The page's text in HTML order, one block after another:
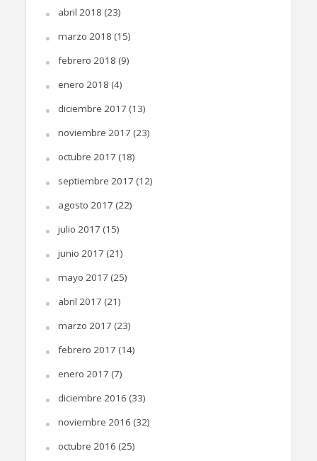
abril 2018 (23)
marzo 2018 (15)
febrero 2018 (9)
enero 2018 (4)
diciembre 2017 (13)
noviembre 2017 (23)
octubre 2017 (18)
septiembre 2017 (12)
agosto 2017 (22)
julio 2017 (15)
junio 2017 (21)
mayo 2017 (25)
abril 2017 (21)
marzo 2017 (23)
febrero 2017 (14)
enero 2017 (7)
diciembre 2016 (33)
noviembre 2016 (32)
octubre 2016 (25)